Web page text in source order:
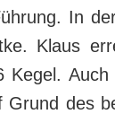
In
Klaus
Kegel.
Grund des